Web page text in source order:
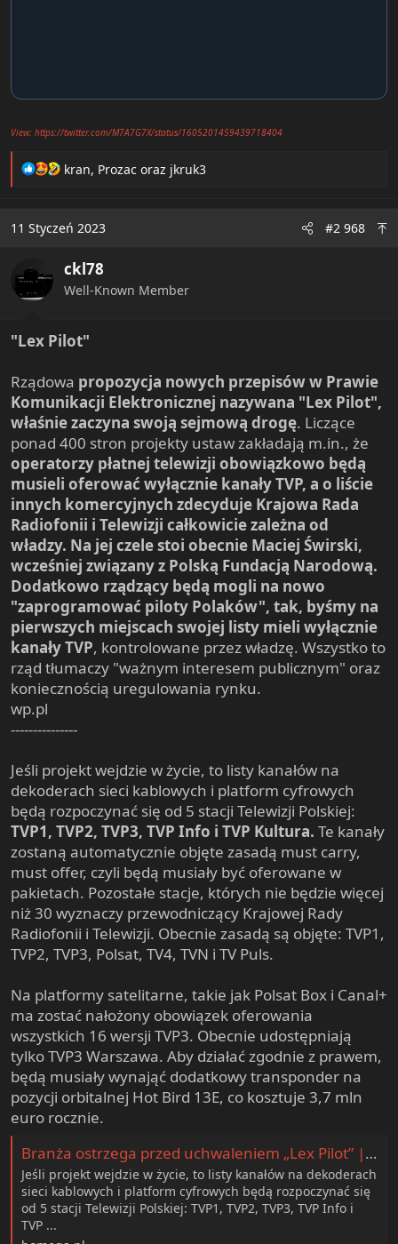
View: https://twitter.com/M7A7G7X/status/1605201459439718404
R
t
o
n
kran, Prozac oraz jkruk3
11 Styczeń 2023 #2 968
ckl78
Well-Known Member
"Lex Pilot"
Rządowa propozycja nowych przepisów w Prawie
Komunikacji Elektronicznej nazywana "Lex Pilot",
właśnie zaczyna swoją sejmową drogę. Liczące
ponad 400 stron projekty ustaw zakładają m.in., że
operatorzy płatnej telewizji obowiązkowo będą
musieli oferować wyłącznie kanały TVP, a o liście
innych komercyjnych zdecyduje Krajowa Rada
Radiofonii i Telewizji całkowicie zależna od
władzy. Na jej czele stoi obecnie Maciej Świrski,
wcześniej związany z Polską Fundacją Narodową.
Dodatkowo rządzący będą mogli na nowo
"zaprogramować piloty Polaków", tak, byśmy na
pierwszych miejscach swojej listy mieli wyłącznie
kanały TVP, kontrolowane przez władzę. Wszystko to
rząd tłumaczy "ważnym interesem publicznym" oraz
koniecznością uregulowania rynku.
wp.pl
---------------
Jeśli projekt wejdzie w życie, to listy kanałów na
dekoderach sieci kablowych i platform cyfrowych
będą rozpoczynać się od 5 stacji Telewizji Polskiej:
TVP1, TVP2, TVP3, TVP Info i TVP Kultura. Te kanały
zostaną automatycznie objęte zasadą must carry,
must offer, czyli będą musiały być oferowane w
pakietach. Pozostałe stacje, których nie będzie więcej
niż 30 wyznaczy przewodniczący Krajowej Rady
Radiofonii i Telewizji. Obecnie zasadą są objęte: TVP1,
TVP2, TVP3, Polsat, TV4, TVN i TV Puls.
Na platformy satelitarne, takie jak Polsat Box i Canal+
ma zostać nałożony obowiązek oferowania
wszystkich 16 wersji TVP3. Obecnie udostępniają
tylko TVP3 Warszawa. Aby działać zgodnie z prawem,
będą musiały wynająć dodatkowy transponder na
pozycji orbitalnej Hot Bird 13E, co kosztuje 3,7 mln
euro rocznie.
Branża ostrzega przed uchwaleniem „Lex Pilot” | BOMEGA
Jeśli projekt wejdzie w życie, to listy kanałów na dekoderach
sieci kablowych i platform cyfrowych będą rozpoczynać się
od 5 stacji Telewizji Polskiej: TVP1, TVP2, TVP3, TVP Info i
TVP ...